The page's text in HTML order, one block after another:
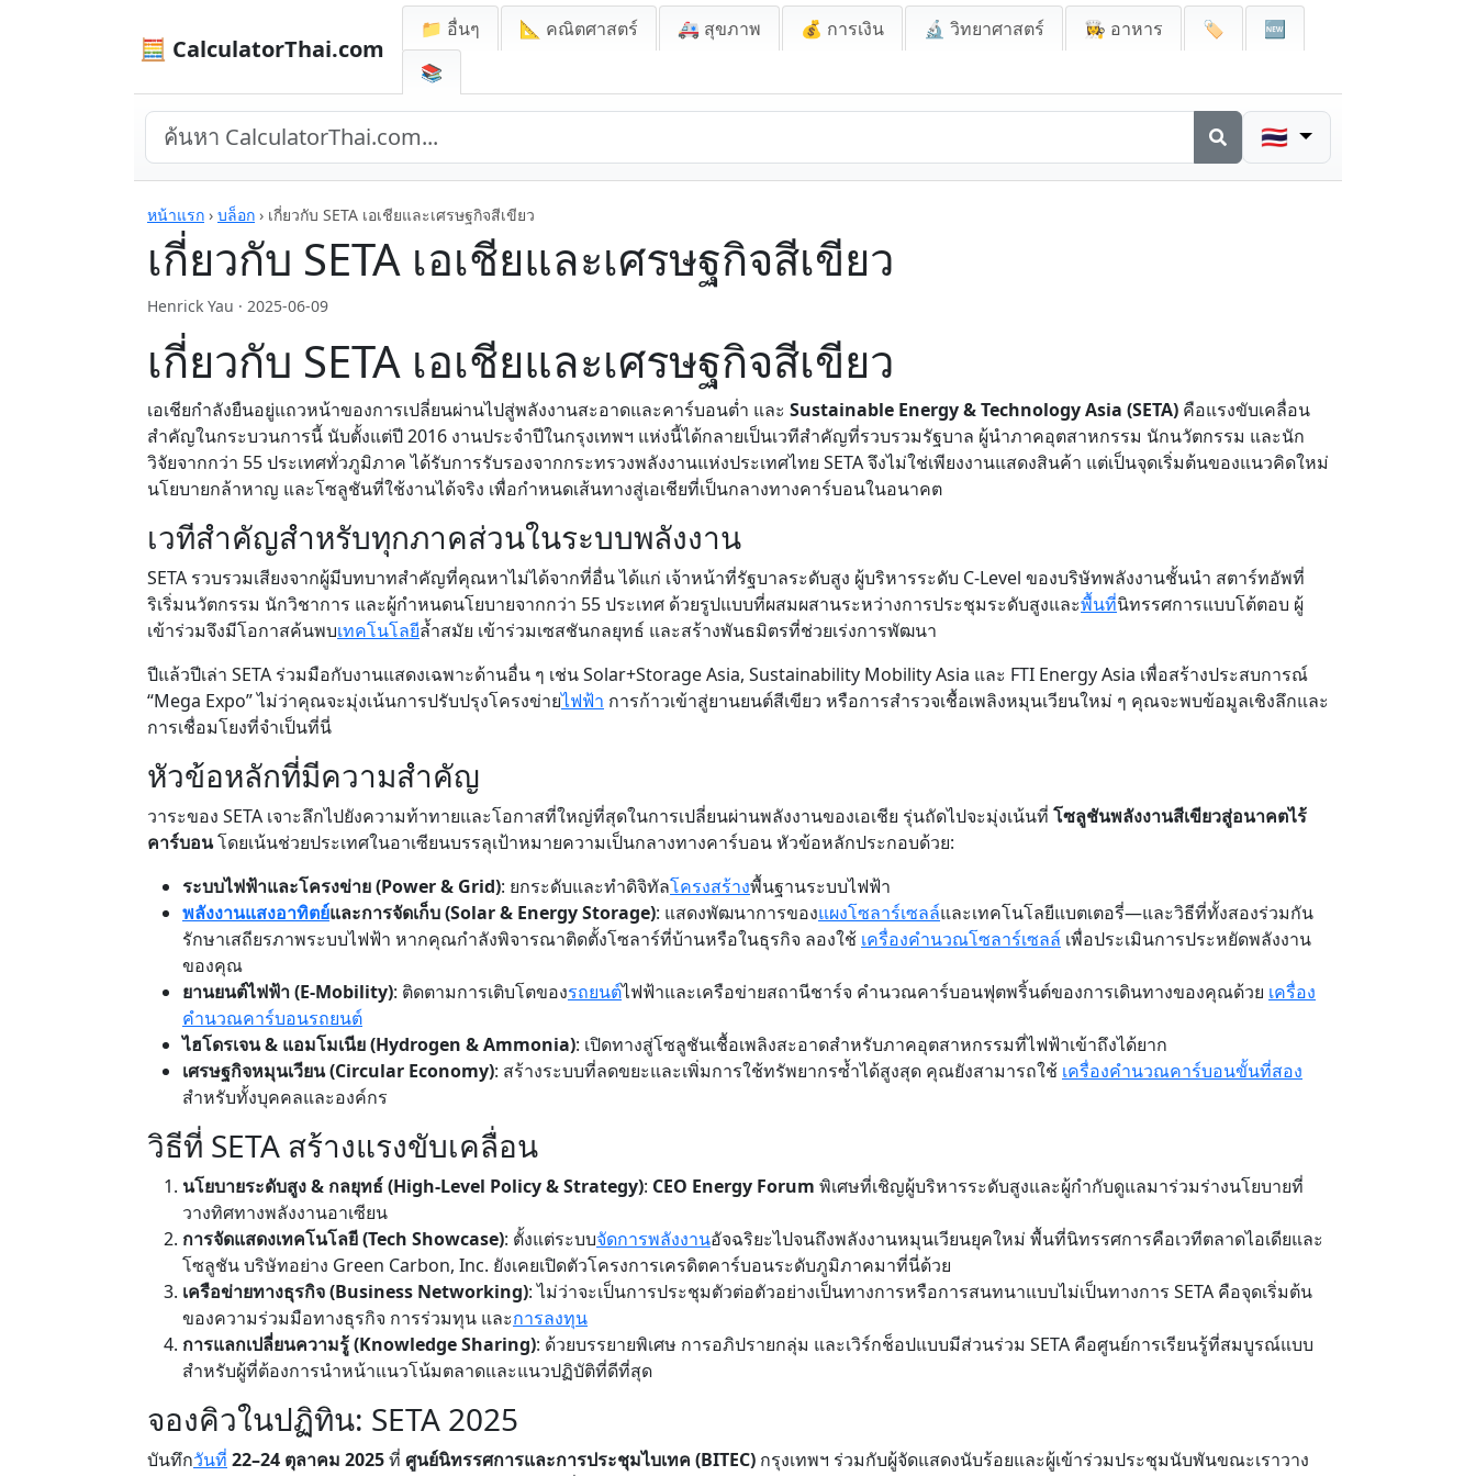
🧮 CalculatorThai.com
📁 อื่นๆ 📐 คณิตศาสตร์ 🚑 สุขภาพ 💰 การเงิน 🔬 วิทยาศาสตร์ 👩‍🍳 อาหาร 🏷️
🆕
📚
🇹🇭
หน้าแรก › บล็อก › เกี่ยวกับ SETA เอเชียและเศรษฐกิจสีเขียว
เกี่ยวกับ SETA เอเชียและเศรษฐกิจสีเขียว
Henrick Yau · 2025-06-09
เกี่ยวกับ SETA เอเชียและเศรษฐกิจสีเขียว
เอเชียกำลังยืนอยู่แถวหน้าของการเปลี่ยนผ่านไปสู่พลังงานสะอาดและคาร์บอนต่ำ และ Sustainable Energy & Technology Asia (SETA) คือแรงขับเคลื่อน
สำคัญในกระบวนการนี้ นับตั้งแต่ปี 2016 งานประจำปีในกรุงเทพฯ แห่งนี้ได้กลายเป็นเวทีสำคัญที่รวบรวมรัฐบาล ผู้นำภาคอุตสาหกรรม นักนวัตกรรม และนัก
วิจัยจากกว่า 55 ประเทศทั่วภูมิภาค ได้รับการรับรองจากกระทรวงพลังงานแห่งประเทศไทย SETA จึงไม่ใช่เพียงงานแสดงสินค้า แต่เป็นจุดเริ่มต้นของแนวคิดใหม่
นโยบายกล้าหาญ และโซลูชันที่ใช้งานได้จริง เพื่อกำหนดเส้นทางสู่เอเชียที่เป็นกลางทางคาร์บอนในอนาคต
เวทีสำคัญสำหรับทุกภาคส่วนในระบบพลังงาน
SETA รวบรวมเสียงจากผู้มีบทบาทสำคัญที่คุณหาไม่ได้จากที่อื่น ได้แก่ เจ้าหน้าที่รัฐบาลระดับสูง ผู้บริหารระดับ C-Level ของบริษัทพลังงานชั้นนำ สตาร์ทอัพที่
ริเริ่มนวัตกรรม นักวิชาการ และผู้กำหนดนโยบายจากกว่า 55 ประเทศ ด้วยรูปแบบที่ผสมผสานระหว่างการประชุมระดับสูงและพื้นที่นิทรรศการแบบโต้ตอบ ผู้
เข้าร่วมจึงมีโอกาสค้นพบเทคโนโลยีล้ำสมัย เข้าร่วมเซสชันกลยุทธ์ และสร้างพันธมิตรที่ช่วยเร่งการพัฒนา
ปีแล้วปีเล่า SETA ร่วมมือกับงานแสดงเฉพาะด้านอื่น ๆ เช่น Solar+Storage Asia, Sustainability Mobility Asia และ FTI Energy Asia เพื่อสร้างประสบการณ์
“Mega Expo” ไม่ว่าคุณจะมุ่งเน้นการปรับปรุงโครงข่ายไฟฟ้า การก้าวเข้าสู่ยานยนต์สีเขียว หรือการสำรวจเชื้อเพลิงหมุนเวียนใหม่ ๆ คุณจะพบข้อมูลเชิงลึกและ
การเชื่อมโยงที่จำเป็นที่นี่
หัวข้อหลักที่มีความสำคัญ
วาระของ SETA เจาะลึกไปยังความท้าทายและโอกาสที่ใหญ่ที่สุดในการเปลี่ยนผ่านพลังงานของเอเชีย รุ่นถัดไปจะมุ่งเน้นที่ โซลูชันพลังงานสีเขียวสู่อนาคตไร้
คาร์บอนโดยเน้นช่วยประเทศในอาเซียนบรรลุเป้าหมายความเป็นกลางทางคาร์บอน หัวข้อหลักประกอบด้วย:
ระบบไฟฟ้าและโครงข่าย (Power & Grid): ยกระดับและทำดิจิทัลโครงสร้างพื้นฐานระบบไฟฟ้า
พลังงานแสงอาทิตย์และการจัดเก็บ (Solar & Energy Storage): แสดงพัฒนาการของแผงโซลาร์เซลล์และเทคโนโลยีแบตเตอรี่—และวิธีที่ทั้งสองร่วมกัน
รักษาเสถียรภาพระบบไฟฟ้า หากคุณกำลังพิจารณาติดตั้งโซลาร์ที่บ้านหรือในธุรกิจ ลองใช้ เครื่องคำนวณโซลาร์เซลล์ เพื่อประเมินการประหยัดพลังงาน
ของคุณ
ยานยนต์ไฟฟ้า (E-Mobility): ติดตามการเติบโตของรถยนต์ไฟฟ้าและเครือข่ายสถานีชาร์จ คำนวณคาร์บอนฟุตพริ้นต์ของการเดินทางของคุณด้วย เครื่อง
คำนวณคาร์บอนรถยนต์
ไฮโดรเจน & แอมโมเนีย (Hydrogen & Ammonia): เปิดทางสู่โซลูชันเชื้อเพลิงสะอาดสำหรับภาคอุตสาหกรรมที่ไฟฟ้าเข้าถึงได้ยาก
เศรษฐกิจหมุนเวียน (Circular Economy): สร้างระบบที่ลดขยะและเพิ่มการใช้ทรัพยากรซ้ำได้สูงสุด คุณยังสามารถใช้ เครื่องคำนวณคาร์บอนขั้นที่สอง
สำหรับทั้งบุคคลและองค์กร
วิธีที่ SETA สร้างแรงขับเคลื่อน
นโยบายระดับสูง & กลยุทธ์ (High-Level Policy & Strategy): CEO Energy Forum พิเศษที่เชิญผู้บริหารระดับสูงและผู้กำกับดูแลมาร่วมร่างนโยบายที่
วางทิศทางพลังงานอาเซียน
การจัดแสดงเทคโนโลยี (Tech Showcase): ตั้งแต่ระบบจัดการพลังงานอัจฉริยะไปจนถึงพลังงานหมุนเวียนยุคใหม่ พื้นที่นิทรรศการคือเวทีตลาดไอเดียและ
โซลูชัน บริษัทอย่าง Green Carbon, Inc. ยังเคยเปิดตัวโครงการเครดิตคาร์บอนระดับภูมิภาคมาที่นี่ด้วย
เครือข่ายทางธุรกิจ (Business Networking): ไม่ว่าจะเป็นการประชุมตัวต่อตัวอย่างเป็นทางการหรือการสนทนาแบบไม่เป็นทางการ SETA คือจุดเริ่มต้น
ของความร่วมมือทางธุรกิจ การร่วมทุน และการลงทุน
การแลกเปลี่ยนความรู้ (Knowledge Sharing): ด้วยบรรยายพิเศษ การอภิปรายกลุ่ม และเวิร์กช็อปแบบมีส่วนร่วม SETA คือศูนย์การเรียนรู้ที่สมบูรณ์แบบ
สำหรับผู้ที่ต้องการนำหน้าแนวโน้มตลาดและแนวปฏิบัติที่ดีที่สุด
จองคิวในปฏิทิน: SETA 2025
บันทึกวันที่ 22–24 ตุลาคม 2025ที่ ศูนย์นิทรรศการและการประชุมไบเทค (BITEC) กรุงเทพฯ ร่วมกับผู้จัดแสดงนับร้อยและผู้เข้าร่วมประชุมนับพันขณะเราวาง